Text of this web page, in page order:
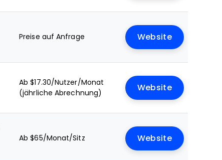
Preise auf Anfrage Website
Ab $17.30/Nutzer/Monat
(jährliche Abrechnung)
Website
Ab $65/Monat/Sitz Website